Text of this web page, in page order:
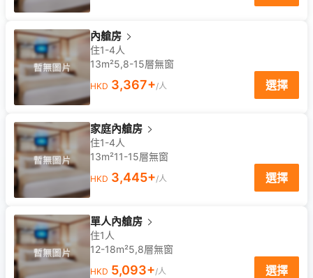
內艙房
住1-4人
13m²5,8-15層無窗
HKD 3,367+/人 選擇
家庭內艙房
住1-4人
13m²11-15層無窗
HKD 3,445+/人 選擇
單人內艙房
住1人
12-18m²5,8層無窗
HKD 5,093+/人 選擇